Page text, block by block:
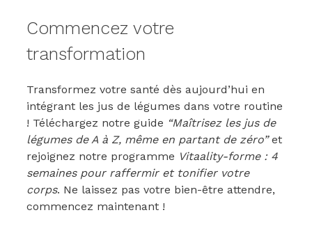
Commencez votre
transformation
Transformez votre santé dès aujourd’hui en
intégrant les jus de légumes dans votre routine
! Téléchargez notre guide “Maîtrisez les jus de
légumes de A à Z, même en partant de zéro”et
rejoignez notre programme Vitaality-forme : 4
semaines pour raffermir et tonifier votre
corps. Ne laissez pas votre bien-être attendre,
commencez maintenant !